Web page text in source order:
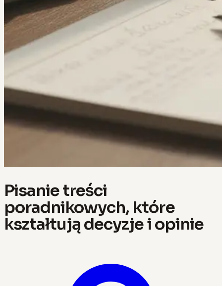
Pisanie treści
poradnikowych, które
kształtują decyzje i opinie